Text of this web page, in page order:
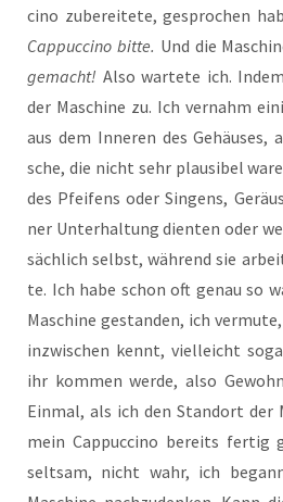
ci­no zube­rei­te­te, gespro­chen
Cap­puc­ci­no bit­te. Und die
gemacht! Also war­te­te ich.
der Maschi­ne zu. Ich ver­nahm
aus dem Inne­ren des Gehäu­ses,
sche, die nicht sehr plau­si­bel
des Pfei­fens oder Sin­gens,
ner Unter­hal­tung dien­ten oder
säch­lich selbst, wäh­rend sie
te. Ich habe schon oft genau so
Maschi­ne gestan­den, ich
inzwi­schen kennt, viel­leicht
ihr kom­men wer­de, also
Ein­mal, als ich den Stand­ort der
mein Cap­puc­ci­no bereits fer­tig
selt­sam, nicht wahr, ich